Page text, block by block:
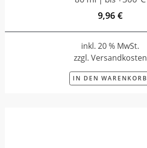
9,96 €
inkl. 20 % MwSt.
zzgl. Versandkosten
IN DEN WARENKORB